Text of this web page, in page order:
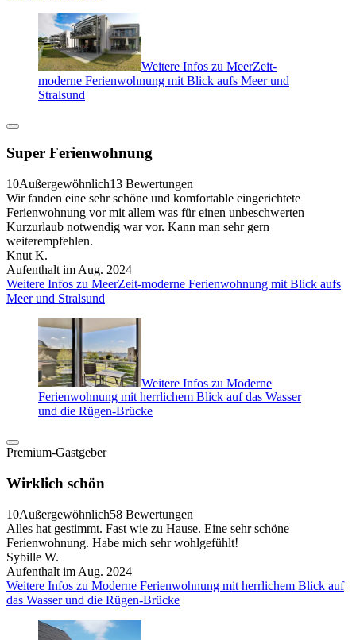
Weitere Infos zu MeerZeit-
moderne Ferienwohnung mit Blick aufs Meer und
Stralsund
Super Ferienwohnung
10Außergewöhnlich13 Bewertungen
Wir fanden eine sehr schöne und komfortable eingerichtete
Ferienwohnung vor mit allem was für einen unbeschwerten
Kurzurlaub notwendig war vor. Kann man sehr gern
weiterempfehlen.
Knut K.
Aufenthalt im Aug. 2024
Weitere Infos zu MeerZeit-moderne Ferienwohnung mit Blick aufs
Meer und Stralsund
Weitere Infos zu Moderne
Ferienwohnung mit herrlichem Blick auf das Wasser
und die Rügen-Brücke
Premium-Gastgeber
Wirklich schön
10Außergewöhnlich58 Bewertungen
Alles hat gestimmt. Fast wie zu Hause. Eine sehr schöne
Ferienwohnung. Habe mich sehr wohlgefühlt!
Sybille W.
Aufenthalt im Aug. 2024
Weitere Infos zu Moderne Ferienwohnung mit herrlichem Blick auf
das Wasser und die Rügen-Brücke